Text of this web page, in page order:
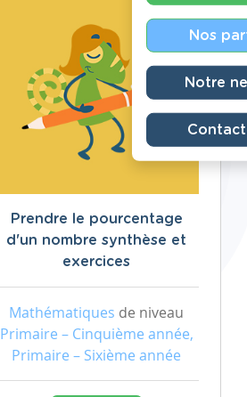
Prendre le pourcentage
d'un nombre synthèse et
exercices
Mathématiques de niveau
Primaire – Cinquième année,
Primaire – Sixième année
Nos
Notre